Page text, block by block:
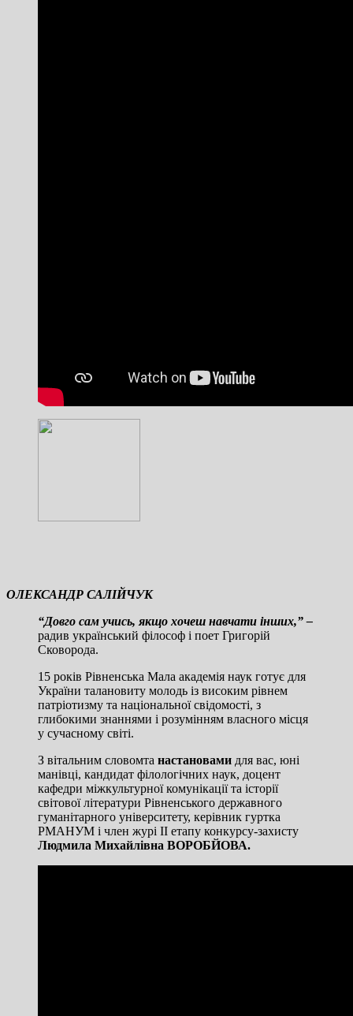
ОЛЕКСАНДР САЛІЙЧУК
“Довго сам учись, якщо хочеш навчати інших,” –
радив український філософ і поет Григорій
Сковорода.
15 років Рівненська Мала академія наук готує для
України талановиту молодь із високим рівнем
патріотизму та національної свідомості, з
глибокими знаннями і розумінням власного місця
у сучасному світі.
З вітальним словомта настановами для вас, юні
манівці, кандидат філологічних наук, доцент
кафедри міжкультурної комунікації та історії
світової літератури Рівненського державного
гуманітарного університету, керівник гуртка
РМАНУМ і член журі ІІ етапу конкурсу-захисту
Людмила Михайлівна ВОРОБЙОВА.